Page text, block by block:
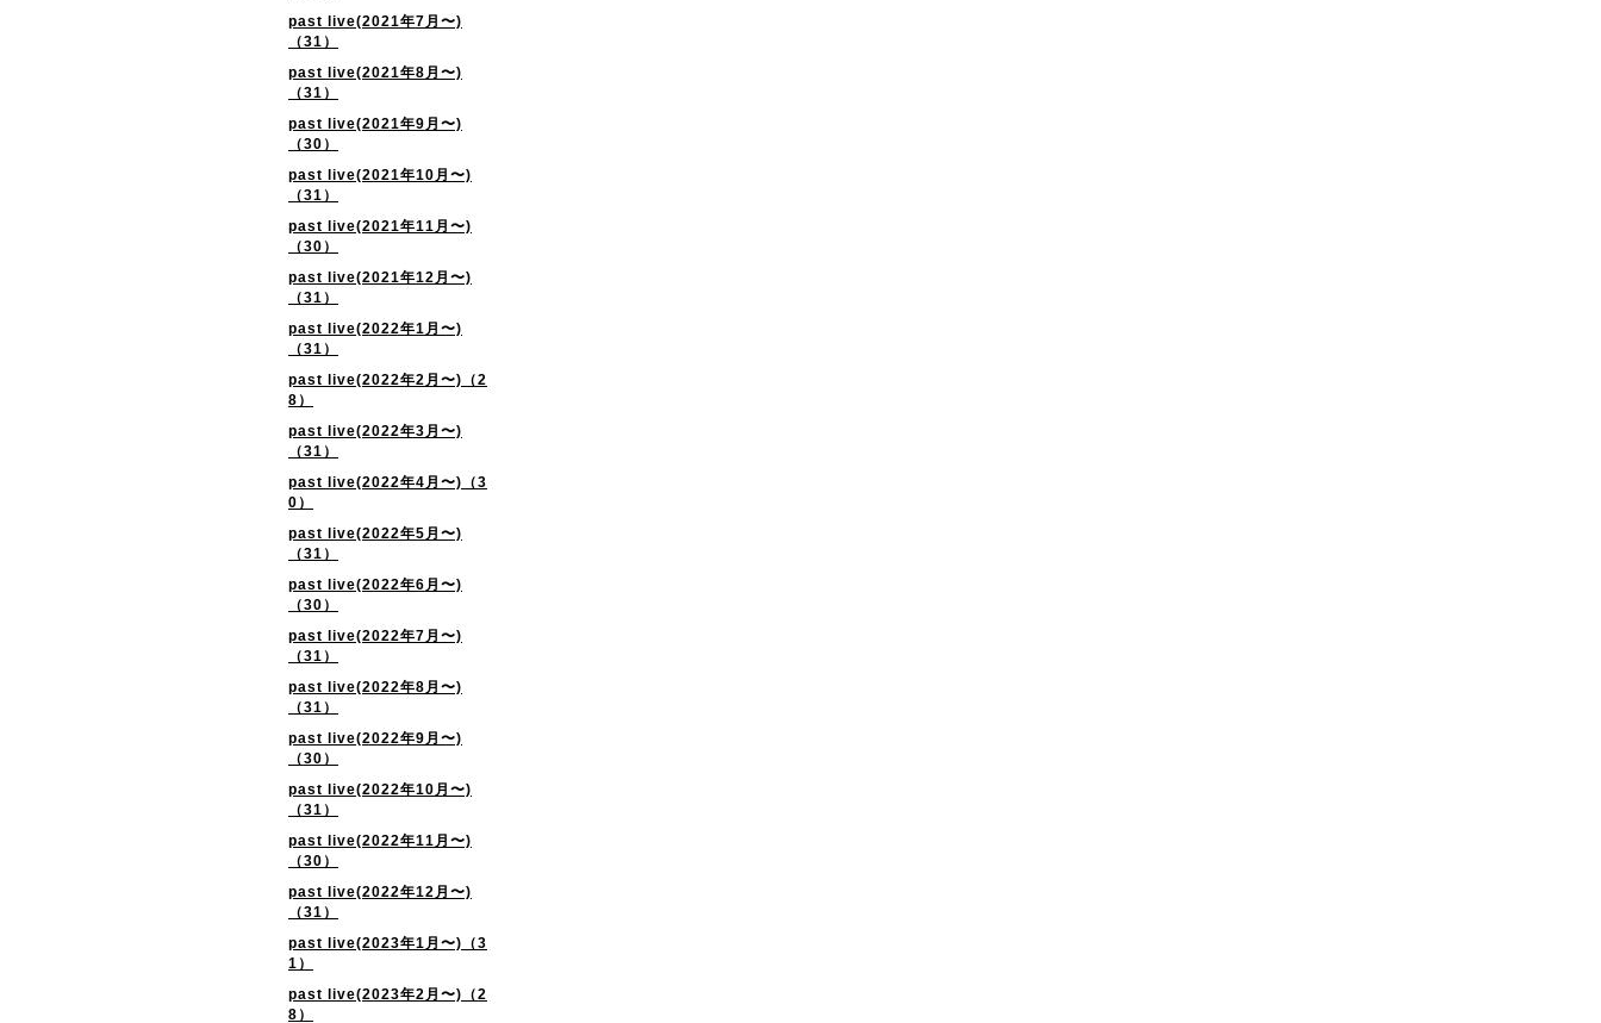
past live(2021年7月〜)
（31）
past live(2021年8月〜)
（31）
past live(2021年9月〜)
（30）
past live(2021年10月〜)
（31）
past live(2021年11月〜)
（30）
past live(2021年12月〜)
（31）
past live(2022年1月〜)
（31）
past live(2022年2月〜)（2
8）
past live(2022年3月〜)
（31）
past live(2022年4月〜)（3
0）
past live(2022年5月〜)
（31）
past live(2022年6月〜)
（30）
past live(2022年7月〜)
（31）
past live(2022年8月〜)
（31）
past live(2022年9月〜)
（30）
past live(2022年10月〜)
（31）
past live(2022年11月〜)
（30）
past live(2022年12月〜)
（31）
past live(2023年1月〜)（3
1）
past live(2023年2月〜)（2
8）